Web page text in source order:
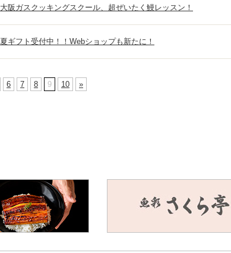
大阪ガスクッキングスクール、超ぜいたく鰻レッスン！
夏ギフト受付中！！Webショップも新たに！
6 7 8 9 10 »